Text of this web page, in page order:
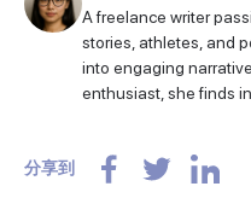
A freelance writer
stories, athletes, and
into engaging
enthusiast, she finds
分享到